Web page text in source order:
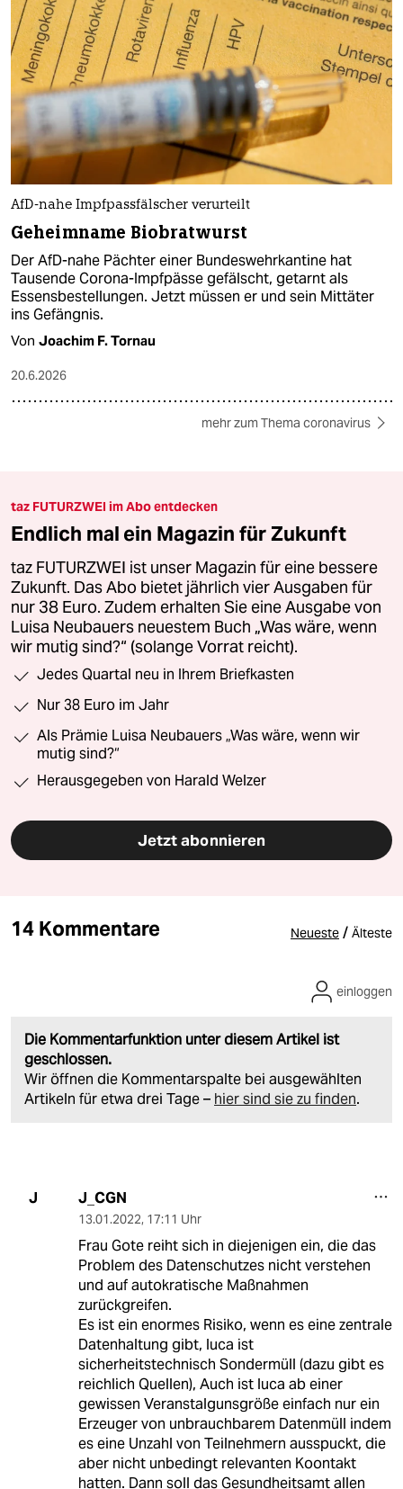
über 100 Jahren mit den bedrohlichsten
Krankheitserregern der Welt experimentiert.
Was passiert dort?
Von Manuela Heim
18.7.2026
Der AfD-nahe Pächter einer Bundeswehrkantine hat
Tausende Corona-Impfpässe gefälscht, getarnt als
Essensbestellungen. Jetzt müssen er und sein Mittäter
ins Gefängnis.
Von Joachim F. Tornau
20.6.2026
mehr zum Thema coronavirus
taz FUTURZWEI im Abo entdecken
Endlich mal ein Magazin für Zukunft
taz FUTURZWEI ist unser Magazin für eine bessere
Zukunft. Das Abo bietet jährlich vier Ausgaben für
nur 38 Euro. Zudem erhalten Sie eine Ausgabe von
Jedes Quartal neu in Ihrem Briefkasten
Als Prämie Luisa Neubauers „Was wäre, wenn wir
Herausgegeben von Harald Welzer
Jetzt abonnieren
Die Kommentarfunktion unter diesem Artikel ist
geschlossen.
Wir öffnen die Kommentarspalte bei ausgewählten
Artikeln für etwa drei Tage –hier sind sie zu finden
einloggen
J_CGN
13.01.2022, 17:11 Uhr